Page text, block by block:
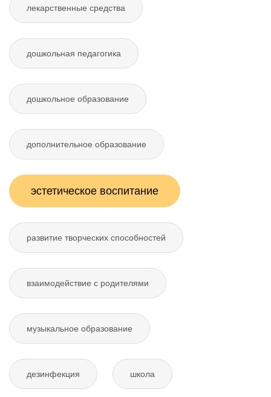
лекарственные средства
дошкольная педагогика
дошкольное образование
дополнительное образование
эстетическое воспитание
развитие творческих способностей
взаимодействие с родителями
музыкальное образование
дезинфекция школа